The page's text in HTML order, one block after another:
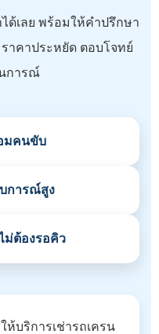
ด้เลย พร้อมให้คำปรึกษา
าคาประหยัด ตอบโจทย์
การณ์
มคนขับ
การณ์สูง
ม่ต้องรอคิว
ห้บริการเช่ารถเครน